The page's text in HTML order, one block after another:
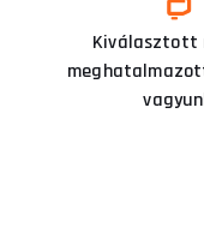
Kiválasztott